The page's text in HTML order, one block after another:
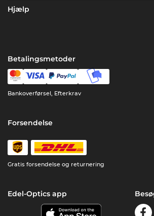
Hjælp
Betalingsmetoder
Bankoverførsel, Efterkrav
Forsendelse
Gratis forsendelse og returnering
Edel-Optics app